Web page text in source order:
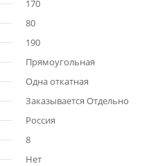
170
80
190
Прямоугольная
Одна откатная
Заказывается Отдельно
Россия
8
Нет